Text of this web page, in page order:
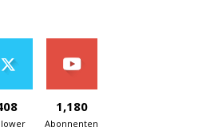
1,180
Abonnenten